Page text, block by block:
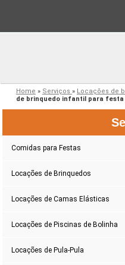
Home » Serviços » Locações de
de brinquedo infantil para festa
Comidas para Festas
Locações de Brinquedos
Locações de Camas Elásticas
Locações de Piscinas de Bolinha
Locações de Pula-Pula